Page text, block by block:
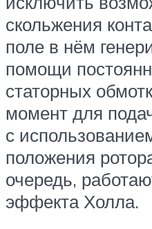
скольжения
поле в нём
помощи
статорных
момент для
с
положения
очередь,
эффекта Холла.